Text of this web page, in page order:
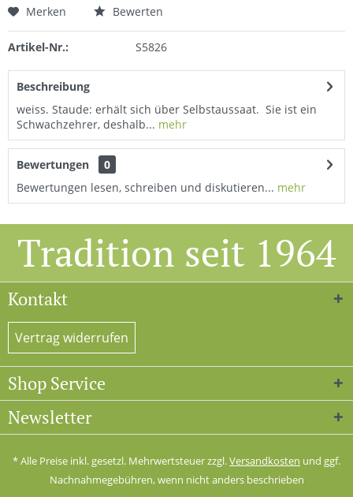
Merken Bewerten
Artikel-Nr.: S5826
Beschreibung
weiss. Staude: erhält sich über Selbstaussaat. Sie ist ein
Schwachzehrer, deshalb... mehr
Bewertungen
0
Bewertungen lesen, schreiben und diskutieren... mehr
Tradition seit 1964
Kontakt
Vertrag widerrufen
Shop Service
Newsletter
* Alle Preise inkl. gesetzl. Mehrwertsteuer zzgl.Versandkosten und ggf.
Nachnahmegebühren, wenn nicht anders beschrieben